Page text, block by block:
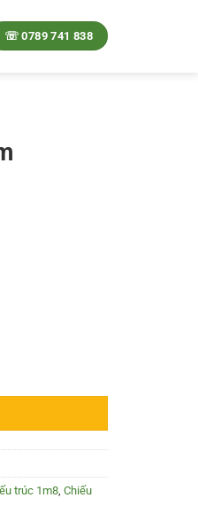
☏ 0789 741 838
trúc 1m8 Chiếu